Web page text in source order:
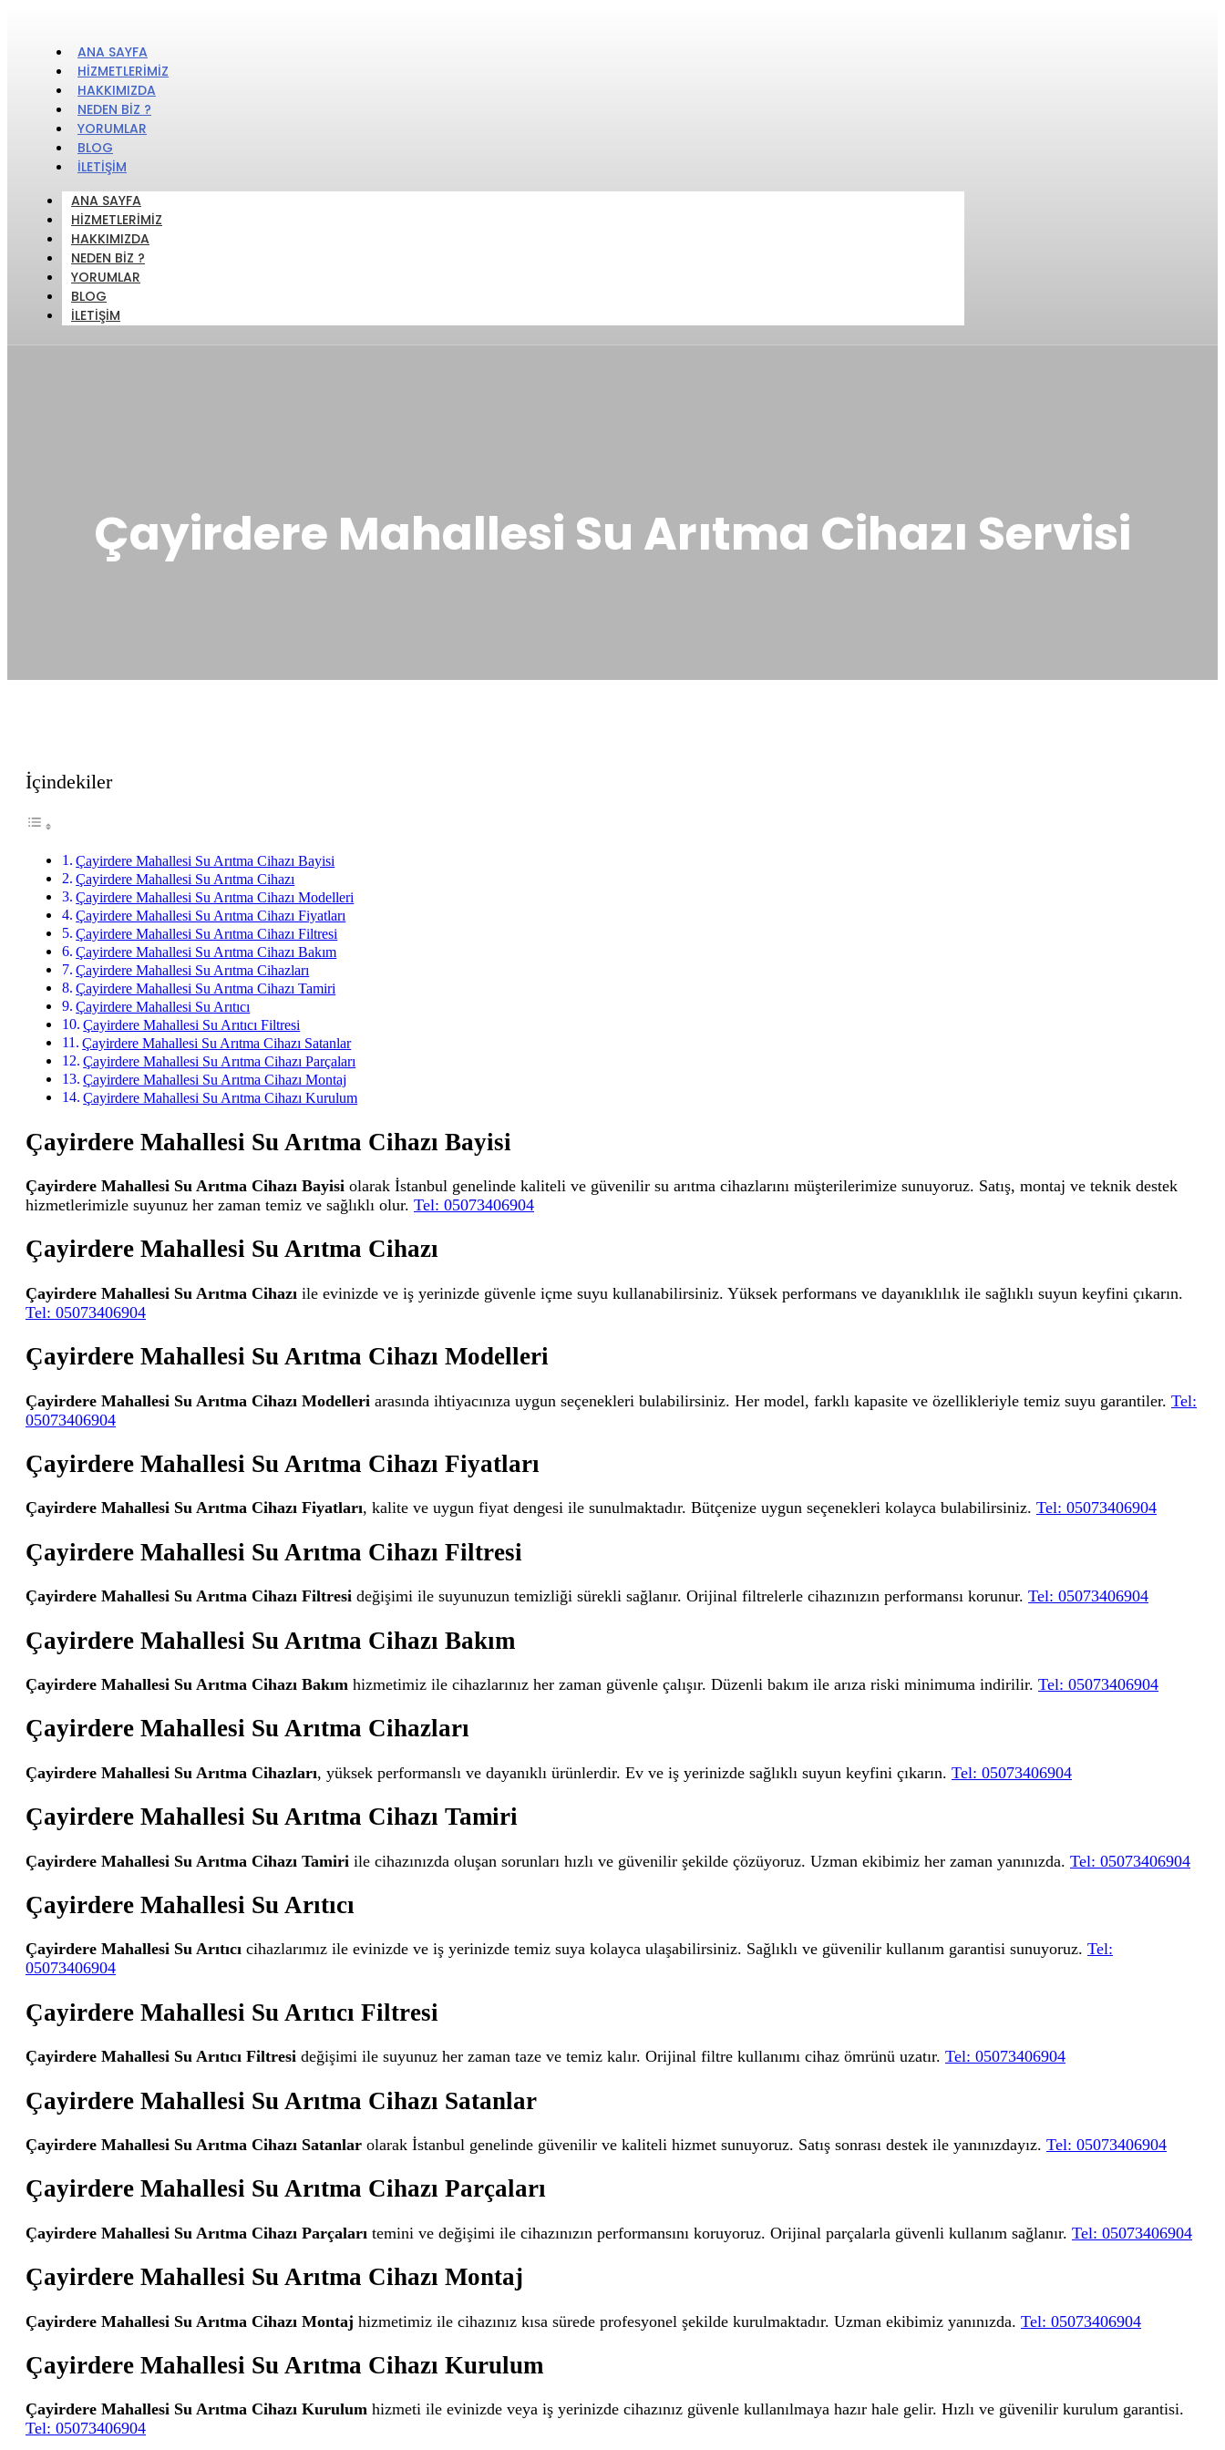
ANA SAYFA
HIZMETLERIMIZ
HAKKIMIZDA
NEDEN BIZ ?
YORUMLAR
BLOG
İLETIŞIM
ANA SAYFA
HIZMETLERIMIZ
HAKKIMIZDA
NEDEN BIZ ?
YORUMLAR
BLOG
İLETIŞIM
Çayirdere Mahallesi Su Arıtma Cihazı Servisi
İçindekiler
Çayirdere Mahallesi Su Arıtma Cihazı Bayisi
Çayirdere Mahallesi Su Arıtma Cihazı
Çayirdere Mahallesi Su Arıtma Cihazı Modelleri
Çayirdere Mahallesi Su Arıtma Cihazı Fiyatları
Çayirdere Mahallesi Su Arıtma Cihazı Filtresi
Çayirdere Mahallesi Su Arıtma Cihazı Bakım
Çayirdere Mahallesi Su Arıtma Cihazları
Çayirdere Mahallesi Su Arıtma Cihazı Tamiri
Çayirdere Mahallesi Su Arıtıcı
Çayirdere Mahallesi Su Arıtıcı Filtresi
Çayirdere Mahallesi Su Arıtma Cihazı Satanlar
Çayirdere Mahallesi Su Arıtma Cihazı Parçaları
Çayirdere Mahallesi Su Arıtma Cihazı Montaj
Çayirdere Mahallesi Su Arıtma Cihazı Kurulum
Çayirdere Mahallesi Su Arıtma Cihazı Bayisi
Çayirdere Mahallesi Su Arıtma Cihazı Bayisi olarak İstanbul genelinde kaliteli ve güvenilir su arıtma cihazlarını müşterilerimize sunuyoruz. Satış, montaj ve teknik destek
hizmetlerimizle suyunuz her zaman temiz ve sağlıklı olur. Tel: 05073406904
Çayirdere Mahallesi Su Arıtma Cihazı
Çayirdere Mahallesi Su Arıtma Cihazı ile evinizde ve iş yerinizde güvenle içme suyu kullanabilirsiniz. Yüksek performans ve dayanıklılık ile sağlıklı suyun keyfini çıkarın.
Tel: 05073406904
Çayirdere Mahallesi Su Arıtma Cihazı Modelleri
Çayirdere Mahallesi Su Arıtma Cihazı Modelleri arasında ihtiyacınıza uygun seçenekleri bulabilirsiniz. Her model, farklı kapasite ve özellikleriyle temiz suyu garantiler. Tel:
05073406904
Çayirdere Mahallesi Su Arıtma Cihazı Fiyatları
Çayirdere Mahallesi Su Arıtma Cihazı Fiyatları, kalite ve uygun fiyat dengesi ile sunulmaktadır. Bütçenize uygun seçenekleri kolayca bulabilirsiniz. Tel: 05073406904
Çayirdere Mahallesi Su Arıtma Cihazı Filtresi
Çayirdere Mahallesi Su Arıtma Cihazı Filtresi değişimi ile suyunuzun temizliği sürekli sağlanır. Orijinal filtrelerle cihazınızın performansı korunur. Tel: 05073406904
Çayirdere Mahallesi Su Arıtma Cihazı Bakım
Çayirdere Mahallesi Su Arıtma Cihazı Bakım hizmetimiz ile cihazlarınız her zaman güvenle çalışır. Düzenli bakım ile arıza riski minimuma indirilir. Tel: 05073406904
Çayirdere Mahallesi Su Arıtma Cihazları
Çayirdere Mahallesi Su Arıtma Cihazları, yüksek performanslı ve dayanıklı ürünlerdir. Ev ve iş yerinizde sağlıklı suyun keyfini çıkarın. Tel: 05073406904
Çayirdere Mahallesi Su Arıtma Cihazı Tamiri
Çayirdere Mahallesi Su Arıtma Cihazı Tamiri ile cihazınızda oluşan sorunları hızlı ve güvenilir şekilde çözüyoruz. Uzman ekibimiz her zaman yanınızda. Tel: 05073406904
Çayirdere Mahallesi Su Arıtıcı
Çayirdere Mahallesi Su Arıtıcı cihazlarımız ile evinizde ve iş yerinizde temiz suya kolayca ulaşabilirsiniz. Sağlıklı ve güvenilir kullanım garantisi sunuyoruz. Tel:
05073406904
Çayirdere Mahallesi Su Arıtıcı Filtresi
Çayirdere Mahallesi Su Arıtıcı Filtresi değişimi ile suyunuz her zaman taze ve temiz kalır. Orijinal filtre kullanımı cihaz ömrünü uzatır. Tel: 05073406904
Çayirdere Mahallesi Su Arıtma Cihazı Satanlar
Çayirdere Mahallesi Su Arıtma Cihazı Satanlar olarak İstanbul genelinde güvenilir ve kaliteli hizmet sunuyoruz. Satış sonrası destek ile yanınızdayız. Tel: 05073406904
Çayirdere Mahallesi Su Arıtma Cihazı Parçaları
Çayirdere Mahallesi Su Arıtma Cihazı Parçaları temini ve değişimi ile cihazınızın performansını koruyoruz. Orijinal parçalarla güvenli kullanım sağlanır. Tel: 05073406904
Çayirdere Mahallesi Su Arıtma Cihazı Montaj
Çayirdere Mahallesi Su Arıtma Cihazı Montaj hizmetimiz ile cihazınız kısa sürede profesyonel şekilde kurulmaktadır. Uzman ekibimiz yanınızda. Tel: 05073406904
Çayirdere Mahallesi Su Arıtma Cihazı Kurulum
Çayirdere Mahallesi Su Arıtma Cihazı Kurulum hizmeti ile evinizde veya iş yerinizde cihazınız güvenle kullanılmaya hazır hale gelir. Hızlı ve güvenilir kurulum garantisi.
Tel: 05073406904